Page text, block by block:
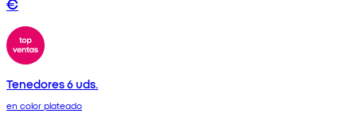
Tenedores 6 uds.
en color plateado